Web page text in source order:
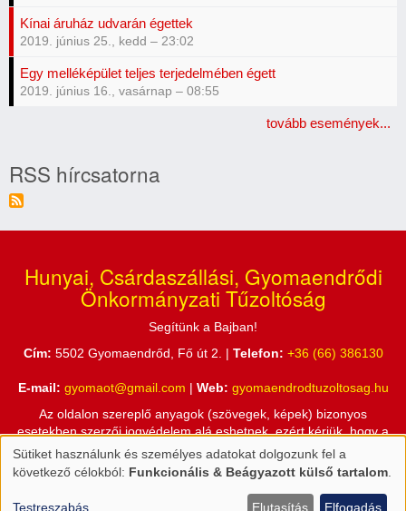
Kínai áruház udvarán égettek
2019. június 25., kedd – 23:02
Egy melléképület teljes terjedelmében égett
2019. június 16., vasárnap – 08:55
tovább események...
RSS hírcsatorna
Hunyai, Csárdaszállási, Gyomaendrődi
Önkormányzati Tűzoltóság
Segítünk a Bajban!
Cím: 5502 Gyomaendrőd, Fő út 2. | Telefon: +36 (66) 386130
E-mail: gyomaot@gmail.com Web: gyomaendrodtuzoltosag.hu
Az oldalon szereplő anyagok (szövegek, képek) bizonyos
esetekben szerzői jogvédelem alá eshetnek, ezért kérjük, hogy a
honlapon található információkat csak a Hunyai, Csárdaszállási,
Gyomaendrődi Önkormányzati Tűzoltóság engedélyével használja
Személyes
Sütiket használunk és személyes adatokat dolgozunk fel a
következő célokból: Funkcionális & Beágyazott külső tartalom
Testreszabás Elutasítás Elfogadás